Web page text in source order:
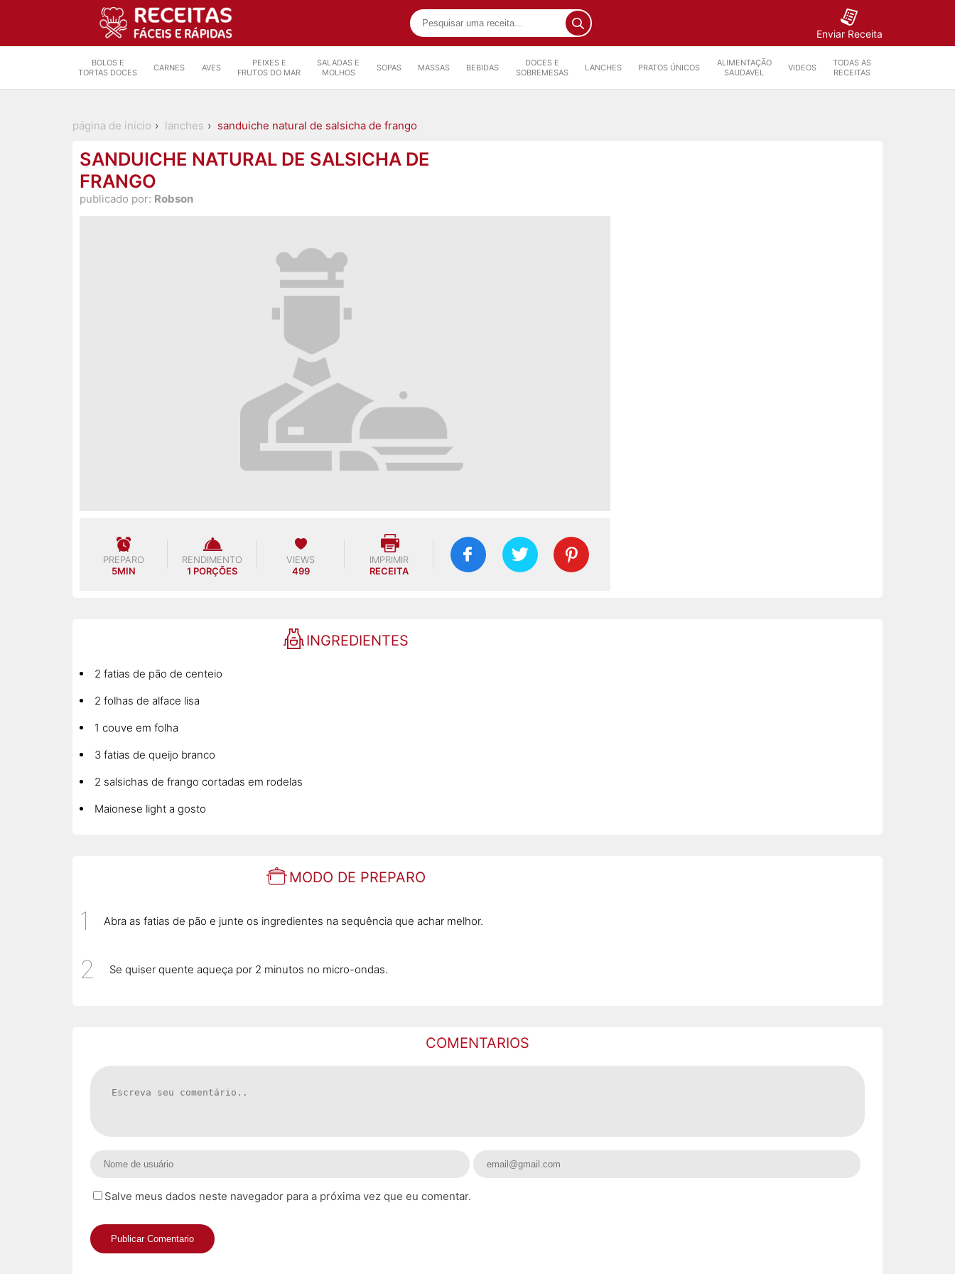
Enviar Receita
BOLOS E
TORTAS DOCES
CARNES AVES
PEIXES E
FRUTOS DO MAR
SALADAS E
MOLHOS
SOPAS MASSAS BEBIDAS
DOCES E
SOBREMESAS
LANCHES PRATOS ÚNICOS
ALIMENTAÇÃO
SAUDAVEL
VIDEOS
TODAS AS
RECEITAS
página de inicio lanches sanduiche natural de salsicha de frango
SANDUICHE NATURAL DE SALSICHA DE
FRANGO
publicado por: Robson
PREPARO
5MIN
RENDIMENTO
1 PORÇÕES
VIEWS
499
IMPRIMIR
RECEITA
INGREDIENTES
2 fatias de pão de centeio
2 folhas de alface lisa
1 couve em folha
3 fatias de queijo branco
2 salsichas de frango cortadas em rodelas
Maionese light a gosto
MODO DE PREPARO
Abra as fatias de pão e junte os ingredientes na sequência que achar melhor.
Se quiser quente aqueça por 2 minutos no micro-ondas.
COMENTARIOS
Salve meus dados neste navegador para a próxima vez que eu comentar.